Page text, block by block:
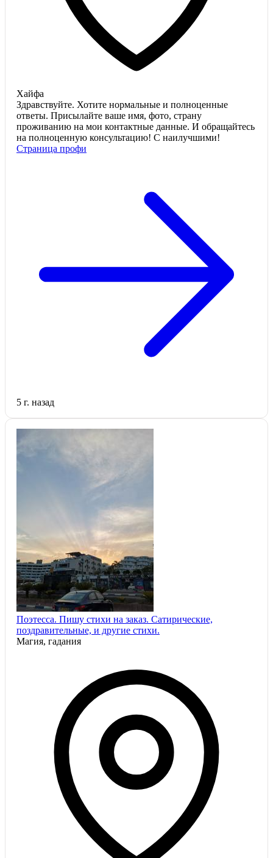
Хайфа
Здравствуйте. Хотите нормальные и полноценные
ответы. Присылайте ваше имя, фото, страну
проживанию на мои контактные данные. И обращайтесь
на полноценную консультацию! С наилучшими!
Страница профи
5 г. назад
Поэтесса. Пишу стихи на заказ. Сатирические,
поздравительные, и другие стихи.
Магия, гадания